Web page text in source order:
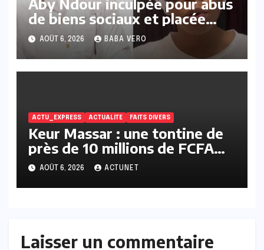
Aby Ndour inculpée pour abus
de biens sociaux et placée
sous liberté provisoire
AOÛT 6, 2026 BABA VERO
ACTU_EXPRESS ACTUALITE FAITS DIVERS
Keur Massar : une tontine de
près de 10 millions de FCFA
vire au scandale, la
responsable en prison
AOÛT 6, 2026 ACTUNET
Laisser un commentaire